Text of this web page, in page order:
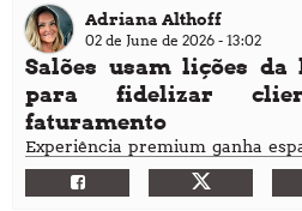
Adriana Althoff
02 de June de 2026 - 13:02
Salões usam lições
para fidelizar
faturamento
Experiência premium ganha
ajuda negócios a cobrar
aumentar retorno de clientes